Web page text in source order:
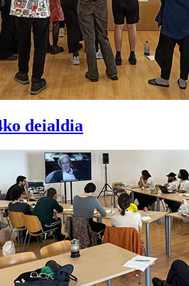
deialdia